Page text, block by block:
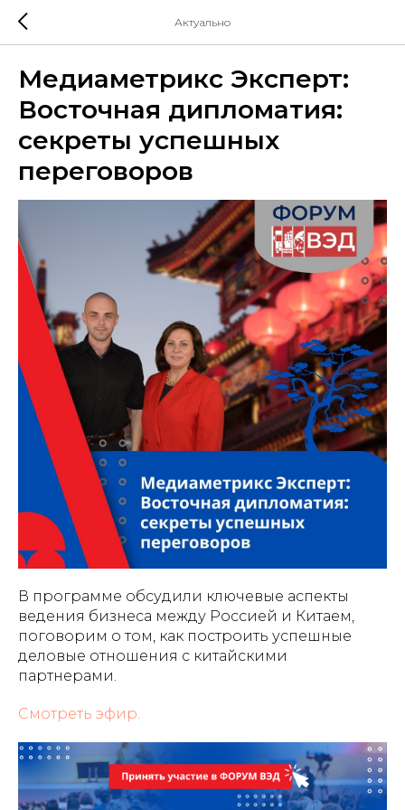
Актуально
Медиаметрикс Эксперт:
Восточная дипломатия:
секреты успешных
переговоров
В программе обсудили ключевые аспекты
ведения бизнеса между Россией и Китаем,
поговорим о том, как построить успешные
деловые отношения с китайскими
партнерами.
Смотреть эфир.